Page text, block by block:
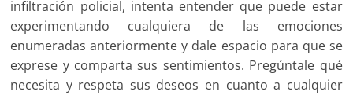
infiltración policial, intenta entender que puede estar
experimentando cualquiera de las emociones
enumeradas anteriormente y dale espacio para que se
exprese y comparta sus sentimientos. Pregúntale qué
necesita y respeta sus deseos en cuanto a cualquier